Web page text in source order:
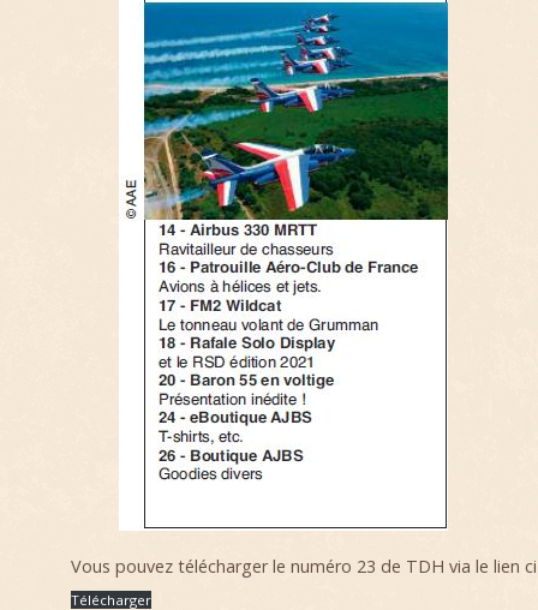
Vous pouvez télécharger le numéro 23 de TDH via le lien
Télécharger